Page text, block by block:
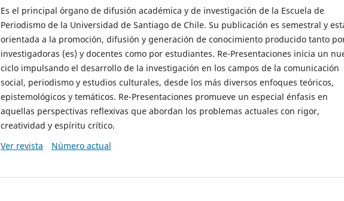
Es el principal órgano de difusión académica y de investigación de la Escuela de
Periodismo de la Universidad de Santiago de Chile. Su publicación es semestral y
orientada a la promoción, difusión y generación de conocimiento producido tanto
investigadoras (es) y docentes como por estudiantes. Re-Presentaciones inicia un
ciclo impulsando el desarrollo de la investigación en los campos de la comunicación
social, periodismo y estudios culturales, desde los más diversos enfoques teóricos,
epistemológicos y temáticos. Re-Presentaciones promueve un especial énfasis en
aquellas perspectivas reflexivas que abordan los problemas actuales con rigor,
creatividad y espíritu crítico.
Ver revista
Número actual